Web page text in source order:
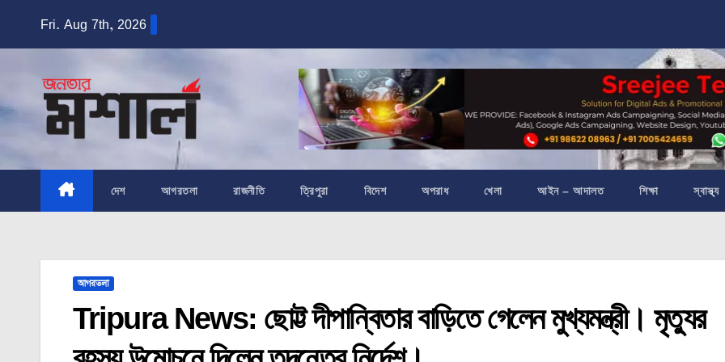
Fri. Aug 7th, 2026
দেশ আগরতলা রাজনীতি ত্রিপুরা বিদেশ অপরাধ খেলা আইন – আদালত শিক্ষা স্বাস্থ্য
আগরতলা
Tripura News: ছোট্ট দীপান্বিতার বাড়িতে গেলেন মুখ্যমন্ত্রী। মৃত্যুর